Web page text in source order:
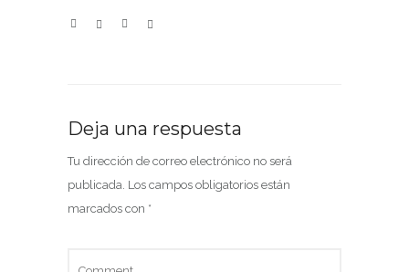
Deja una respuesta
Tu dirección de correo electrónico no será
publicada. Los campos obligatorios están
marcados con *